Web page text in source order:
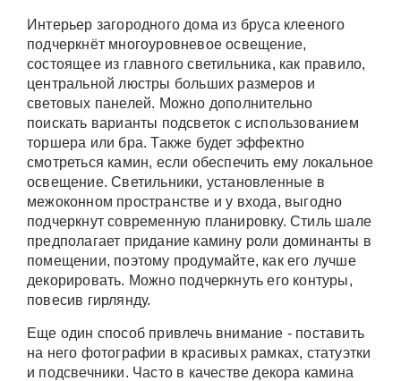
Интерьер загородного дома из бруса клееного
подчеркнёт многоуровневое освещение,
состоящее из главного светильника, как правило,
центральной люстры больших размеров и
световых панелей. Можно дополнительно
поискать варианты подсветок с использованием
торшера или бра. Также будет эффектно
смотреться камин, если обеспечить ему локальное
освещение. Светильники, установленные в
межоконном пространстве и у входа, выгодно
подчеркнут современную планировку. Стиль шале
предполагает придание камину роли доминанты в
помещении, поэтому продумайте, как его лучше
декорировать. Можно подчеркнуть его контуры,
повесив гирлянду.
Еще один способ привлечь внимание - поставить
на него фотографии в красивых рамках, статуэтки
и подсвечники. Часто в качестве декора камина